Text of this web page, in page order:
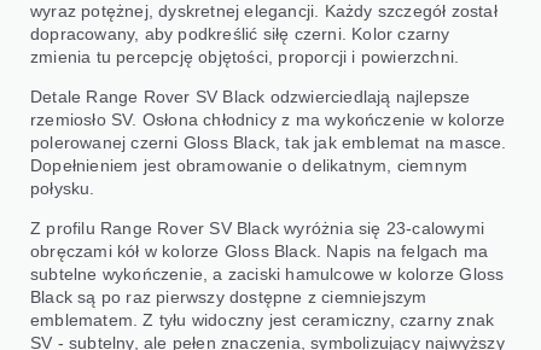
wyraz potężnej, dyskretnej elegancji. Każdy szczegół został
dopracowany, aby podkreślić siłę czerni. Kolor czarny
zmienia tu percepcję objętości, proporcji i powierzchni.
Detale Range Rover SV Black odzwierciedlają najlepsze
rzemiosło SV. Osłona chłodnicy z ma wykończenie w kolorze
polerowanej czerni Gloss Black, tak jak emblemat na masce.
Dopełnieniem jest obramowanie o delikatnym, ciemnym
połysku.
Z profilu Range Rover SV Black wyróżnia się 23-calowymi
obręczami kół w kolorze Gloss Black. Napis na felgach ma
subtelne wykończenie, a zaciski hamulcowe w kolorze Gloss
Black są po raz pierwszy dostępne z ciemniejszym
emblematem. Z tyłu widoczny jest ceramiczny, czarny znak
SV - subtelny, ale pełen znaczenia, symbolizujący najwyższy